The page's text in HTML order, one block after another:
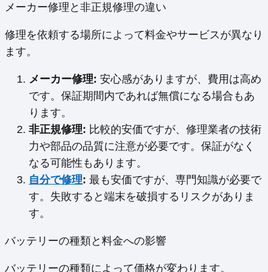
メーカー修理と非正規修理の違い
修理を依頼する場所によって料金やサービスが異なり
ます。
メーカー修理: 安心感がありますが、費用は高め
です。保証期間内であれば無償になる場合もあ
ります。
非正規修理: 比較的安価ですが、修理業者の技術
力や部品の品質に注意が必要です。保証がなく
なる可能性もあります。
自分で修理: 最も安価ですが、専門知識が必要で
す。失敗すると端末を破損するリスクがありま
す。
バッテリーの種類と料金への影響
バッテリーの種類によって価格が変わります。